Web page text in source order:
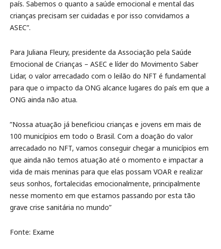
país. Sabemos o quanto a saúde emocional e mental das
crianças precisam ser cuidadas e por isso convidamos a
ASEC”.
Para Juliana Fleury, presidente da Associação pela Saúde
Emocional de Crianças – ASEC e líder do Movimento Saber
Lidar, o valor arrecadado com o leilão do NFT é fundamental
para que o impacto da ONG alcance lugares do país em que a
ONG ainda não atua.
”Nossa atuação já beneficiou crianças e jovens em mais de
100 municípios em todo o Brasil. Com a doação do valor
arrecadado no NFT, vamos conseguir chegar a municípios em
que ainda não temos atuação até o momento e impactar a
vida de mais meninas para que elas possam VOAR e realizar
seus sonhos, fortalecidas emocionalmente, principalmente
nesse momento em que estamos passando por esta tão
grave crise sanitária no mundo”
Fonte: Exame